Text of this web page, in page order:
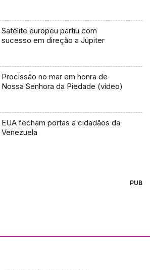
Satélite europeu partiu com
sucesso em direção a Júpiter
Procissão no mar em honra de
Nossa Senhora da Piedade (vídeo)
EUA fecham portas a cidadãos da
Venezuela
PUB